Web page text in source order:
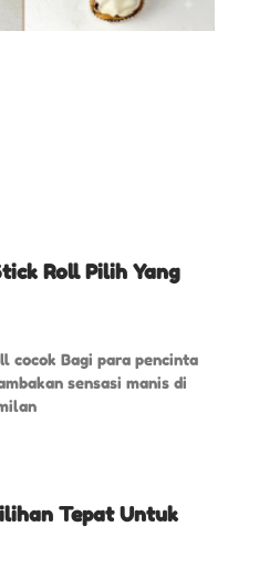
Roll Pilih Yang
cocok Bagi para pencinta
sensasi manis di
Tepat Untuk